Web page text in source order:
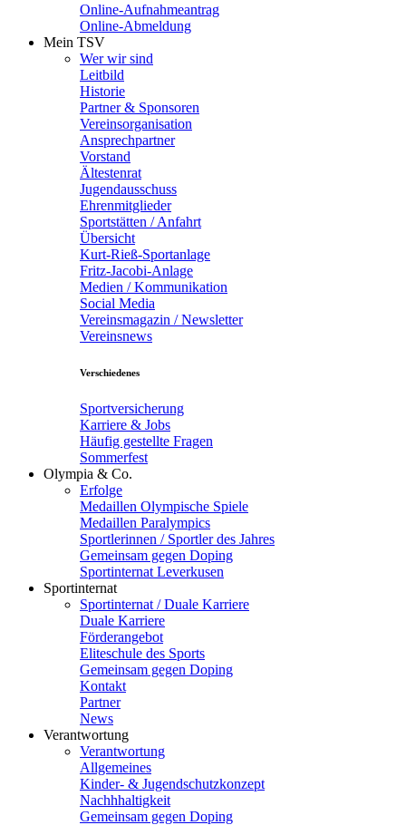
Online-Aufnahmeantrag
Online-Abmeldung
Mein TSV
Wer wir sind
Leitbild
Historie
Partner & Sponsoren
Vereinsorganisation
Ansprechpartner
Vorstand
Ältestenrat
Jugendausschuss
Ehrenmitglieder
Sportstätten / Anfahrt
Übersicht
Kurt-Rieß-Sportanlage
Fritz-Jacobi-Anlage
Medien / Kommunikation
Social Media
Vereinsmagazin / Newsletter
Vereinsnews
Verschiedenes
Sportversicherung
Karriere & Jobs
Häufig gestellte Fragen
Sommerfest
Olympia & Co.
Erfolge
Medaillen Olympische Spiele
Medaillen Paralympics
Sportlerinnen / Sportler des Jahres
Gemeinsam gegen Doping
Sportinternat Leverkusen
Sportinternat
Sportinternat / Duale Karriere
Duale Karriere
Förderangebot
Eliteschule des Sports
Gemeinsam gegen Doping
Kontakt
Partner
News
Verantwortung
Verantwortung
Allgemeines
Kinder- & Jugendschutzkonzept
Nachhhaltigkeit
Gemeinsam gegen Doping